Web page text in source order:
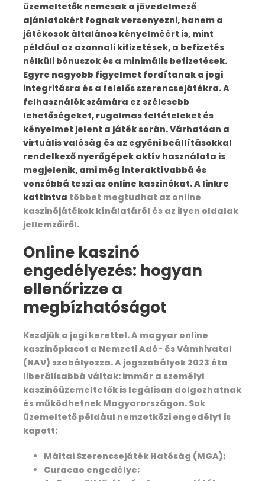
üzemeltetők nemcsak a jövedelmező
ajánlatokért fognak versenyezni, hanem a
játékosok általános kényelméért is, mint
például az azonnali kifizetések, a befizetés
nélküli bónuszok és a minimális befizetések.
Egyre nagyobb figyelmet fordítanak a jogi
integritásra és a felelős szerencsejátékra. A
felhasználók számára ez szélesebb
lehetőségeket, rugalmas feltételeket és
kényelmet jelent a játék során. Várhatóan a
virtuális valóság és az egyéni beállításokkal
rendelkező nyerőgépek aktív használata is
megjelenik, ami még interaktívabbá és
vonzóbbá teszi az online kaszinókat.A linkre
kattintva többet megtudhat az online
kaszinójátékok kínálatáról és az ilyen oldalak
jellemzőiről.
Online kaszinó
engedélyezés: hogyan
ellenőrizze a
megbízhatóságot
Kezdjük a jogi kerettel. A magyar online
kaszinópiacot a Nemzeti Adó- és Vámhivatal
(NAV) szabályozza. A jogszabályok 2023 óta
liberálisabbá váltak: immár a személyi
kaszinóüzemeltetők is legálisan dolgozhatnak
és működhetnek Magyarországon. Sok
üzemeltető például nemzetközi engedélyt is
kapott:
Máltai Szerencsejáték Hatóság (MGA);
Curacao engedélye;
you have to come to Dehradun Railway Station
meet us railway station 6:30 Am.
Trek Highlights
Duration – 11 Days from Dehradun to
Dehradun
Best Season –May, June, sep, Oct
Level –The trek experience, Moderate
Highest Points –Altitude:- (3970 Meters)
Weather –The Panwali kantha Trek base
night be cold day temperatures are pleasant
during the season
Summer Temperature –Panwali kanatha
Trek 1° C to 8°C
Itinerary
Uttarkashi (1150 mt./Drive 178 km/ 6hrs.)
Day 2: After breakfast, Uttarkashi to Lata
– Belak (2571 mt. /Drive 22km & trek 15 km /7
hrs.)
Budhakedar (Agunda) (1524 mt./Trek 11 km
/5hrs.)